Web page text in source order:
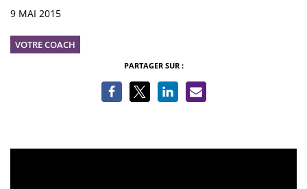
Informations
9 MAI 2015
VOTRE COACH
PARTAGER SUR :